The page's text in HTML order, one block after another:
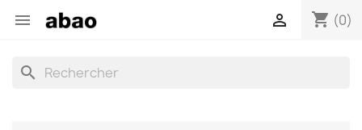
 shopping_cart (0)

search